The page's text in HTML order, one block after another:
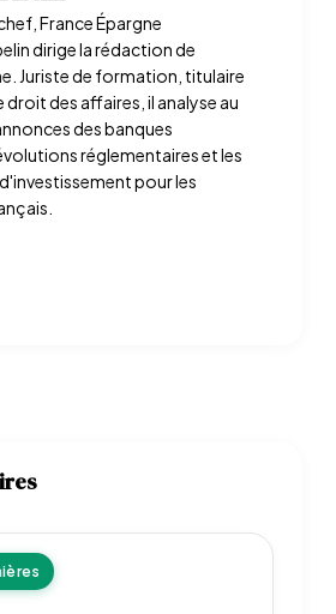
France Épargne
dirige la rédaction de
Juriste de formation, titulaire
droit des affaires, il analyse au
des banques
réglementaires et les
pour les